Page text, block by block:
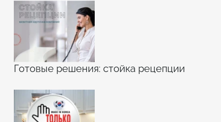
Готовые решения: стойка рецепции